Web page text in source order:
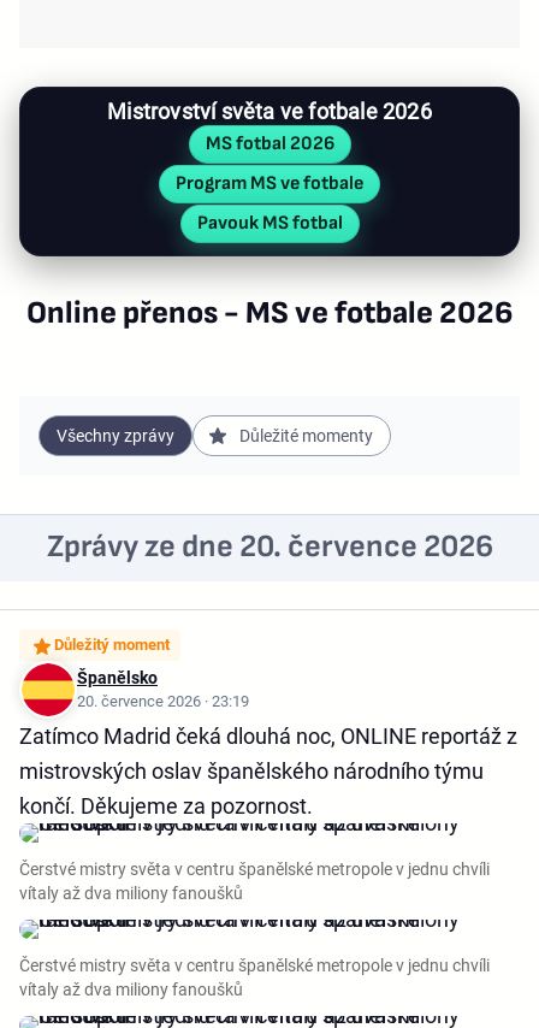
Mistrovství světa ve fotbale 2026
MS fotbal 2026
Program MS ve fotbale
Pavouk MS fotbal
Online přenos - MS ve fotbale 2026
Všechny zprávy Důležité momenty
Zprávy ze dne 20. července 2026
Důležitý moment
Španělsko
20. července 2026 · 23:19
Zatímco Madrid čeká dlouhá noc, ONLINE reportáž z
mistrovských oslav španělského národního týmu
končí. Děkujeme za pozornost.
Čerstvé mistry světa v centru španělské metropole v jednu chvíli
vítaly až dva miliony fanoušků
Čerstvé mistry světa v centru španělské metropole v jednu chvíli
vítaly až dva miliony fanoušků